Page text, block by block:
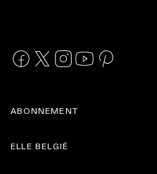
ABONNEMENT
ELLE BELGIË